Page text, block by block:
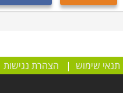
תנאי שימוש | הצהרת נגישות